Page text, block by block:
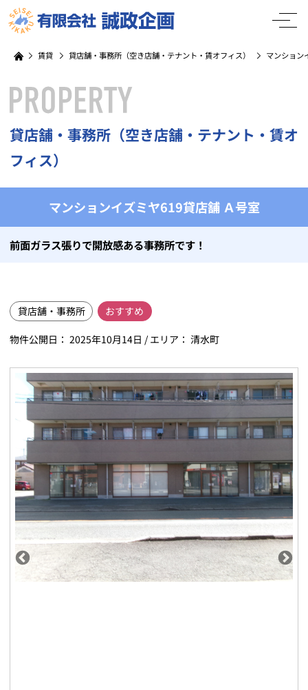
賃貸 貸店舗・事務所（空き店舗・テナント・賃オフィス） マンション
貸店舗・事務所（空き店舗・テナント・賃オ
フィス）
マンションイズミヤ619貸店舗 Ａ号室
前面ガラス張りで開放感ある事務所です！
貸店舗・事務所 おすすめ
物件公開日： 2025年10月14日 / エリア： 清水町